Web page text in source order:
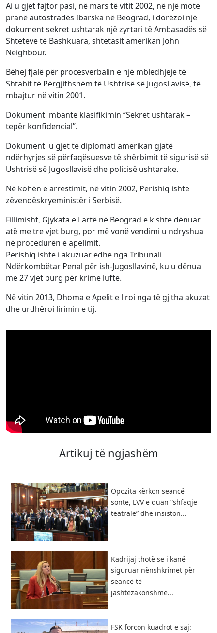
Ai u gjet fajtor pasi, në mars të vitit 2002, në një motel
pranë autostradës Ibarska në Beograd, i dorëzoi një
dokument sekret ushtarak një zyrtari të Ambasadës së
Shteteve të Bashkuara, shtetasit amerikan John
Neighbour.
Bëhej fjalë për procesverbalin e një mbledhjeje të
Shtabit të Përgjithshëm të Ushtrisë së Jugosllavisë, të
mbajtur në vitin 2001.
Dokumenti mbante klasifikimin “Sekret ushtarak –
tepër konfidencial”.
Dokumenti u gjet te diplomati amerikan gjatë
ndërhyrjes së përfaqësuesve të shërbimit të sigurisë së
Ushtrisë së Jugosllavisë dhe policisë ushtarake.
Në kohën e arrestimit, në vitin 2002, Perishiq ishte
zëvendëskryeministër i Serbisë.
Fillimisht, Gjykata e Lartë në Beograd e kishte dënuar
atë me tre vjet burg, por më vonë vendimi u ndryshua
në procedurën e apelimit.
Perishiq ishte i akuzuar edhe nga Tribunali
Ndërkombëtar Penal për ish-Jugosllavinë, ku u dënua
me 27 vjet burg për krime lufte.
Në vitin 2013, Dhoma e Apelit e liroi nga të gjitha akuzat
dhe urdhëroi lirimin e tij.
Artikuj të ngjashëm
Opozita kërkon seancë
sonte, LVV e quan “shfaqje
teatrale” dhe insiston...
Kadrijaj thotë se i kanë
siguruar nënshkrimet për
seancë të
jashtëzakonshme...
FSK forcon kuadrot e saj: